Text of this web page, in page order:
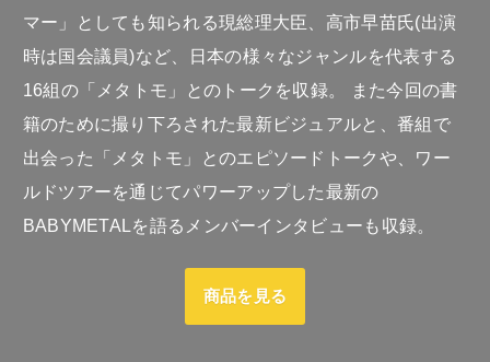
マー」としても知られる現総理大臣、高市早苗氏(出演
時は国会議員)など、日本の様々なジャンルを代表する
16組の「メタトモ」とのトークを収録。 また今回の書
籍のために撮り下ろされた最新ビジュアルと、番組で
出会った「メタトモ」とのエピソードトークや、ワー
ルドツアーを通じてパワーアップした最新の
BABYMETALを語るメンバーインタビューも収録。
商品を見る